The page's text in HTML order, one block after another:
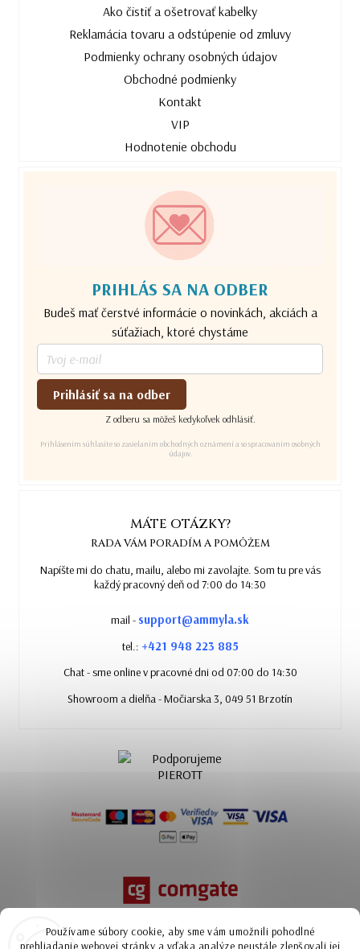
Používame súbory cookie, aby sme vám umožnili pohodlné
prehliadanie webovej stránky a vďaka analýze neustále zlepšovali jej
Ako čistiť a ošetrovať kabelky
Reklamácia tovaru a odstúpenie od zmluvy
Podmienky ochrany osobných údajov
Obchodné podmienky
Kontakt
VIP
Hodnotenie obchodu
PRIHLÁS SA NA ODBER
Budeš mať čerstvé informácie o novinkách, akciách a
súťažiach, ktoré chystáme
Prihlásiť sa na odber
Z odberu sa môžeš kedykoľvek odhlásiť.
Prihlásením súhlasíte so zasielaním obchodných oznámení a so spracovaním osobných
údajov.
MÁTE OTÁZKY?
RADA VÁM PORADÍM A POMÔŽEM
Napíšte mi do chatu, mailu, alebo mi zavolajte. Som tu pre vás
každý pracovný deň od 7:00 do 14:30
mail - support@ammyla.sk
tel.: +421 948 223 885
Chat - sme online v pracovné dni od 07:00 do 14:30
Showroom a dielňa - Močiarska 3, 049 51 Brzotín